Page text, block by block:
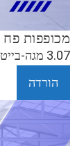
מכופפות פח CNC
3.07 מגה-בייט
הורדה